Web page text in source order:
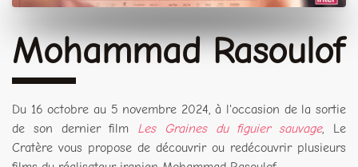
Mohammad Rasoulof
Du 16 octobre au 5 novembre 2024, à l'occasion de la sortie
de son dernier film Les Graines du figuier sauvage, Le
Cratère vous propose de découvrir ou redécouvrir plusieurs